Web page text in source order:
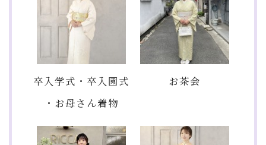
卒入学式・卒入園式
・お母さん着物
お茶会